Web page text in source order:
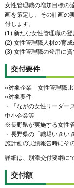
女性管理職の増加目標の
画を策定し、その計画の
付します。
(1) 新たな女性管理職の登
(2) 女性管理職人材の育成
(3) 女性管理職の登用に
交付要件
○対象企業 女性管理職比
○対象要件
・「ながの女性リーダ
中小企業等
※長野県が実施する女性
・長野県の「職場いきい
施計画の実績報告時にそ
詳細は、別添交付要綱に
交付額